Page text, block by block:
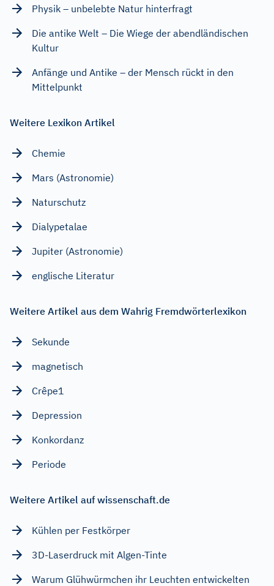
Physik – unbelebte Natur hinterfragt
Die antike Welt – Die Wiege der abendländischen
Kultur
Anfänge und Antike – der Mensch rückt in den
Mittelpunkt
Weitere Lexikon Artikel
Chemie
Mars (Astronomie)
Naturschutz
Dialypetalae
Jupiter (Astronomie)
englische Literatur
Weitere Artikel aus dem Wahrig Fremdwörterlexikon
Sekunde
magnetisch
Crêpe1
Depression
Konkordanz
Periode
Weitere Artikel auf wissenschaft.de
Kühlen per Festkörper
3D-Laserdruck mit Algen-Tinte
Warum Glühwürmchen ihr Leuchten entwickelten